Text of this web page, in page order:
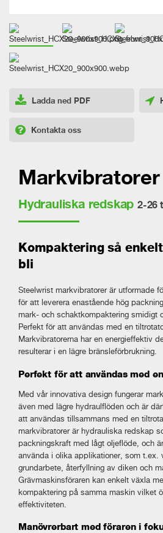
Ladda ned PDF
Kontakta oss
Markvibratorer
Hydrauliska redskap 2-26
Kompaktering så
bli
Steelwrist markvibratorer är utformade
för att leverera enastående hög
mark- och schaktkompaktering smidigt
Perfekt för att användas med en
Markvibratorerna har en energieffektiv
resulterar i en lägre bränsleförbrukning.
Perfekt för att användas med
Med vår innovativa design fungerar
även med lägre hydraulflöden och är
att användas tillsammans med en
markvibratorer är hydrauliska redskap
packningskraft med lågt oljeflöde, och
använda i olika applikationer, som t.ex.
grundarbete, återfyllning av diken och
Grävmaskinsföraren kan enkelt växla
kompaktering på samma maskin vilket
effektiviteten.
Manövrerbart med föraren i